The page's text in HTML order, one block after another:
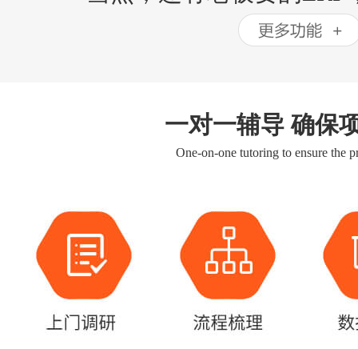
一对一辅导 确保
One-on-one tutoring to ensure the